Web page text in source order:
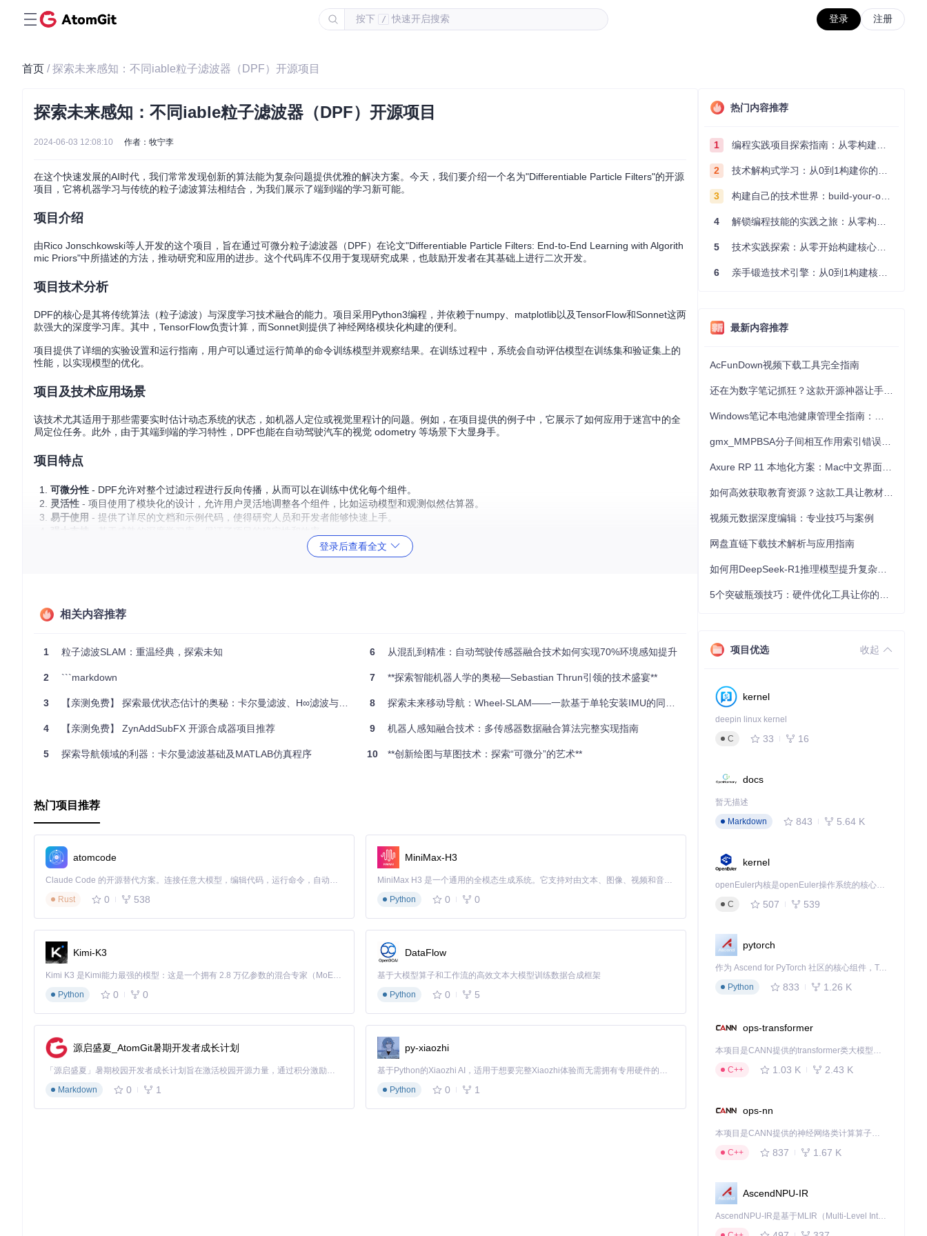
按下 / 快速开启搜索 登录 注册
首页 / 探索未来感知：不同iable粒子滤波器（DPF）开源项目
探索未来感知：不同iable粒子滤波器（DPF）开源项目
2024-06-03 12:08:10 作者：牧宁李
在这个快速发展的AI时代，我们常常发现创新的算法能为复杂问题提供优雅的解决方案。今天，我们要介绍一个名为"Differentiable Particle Filters"的开源
项目，它将机器学习与传统的粒子滤波算法相结合，为我们展示了端到端的学习新可能。
项目介绍
由Rico Jonschkowski等人开发的这个项目，旨在通过可微分粒子滤波器（DPF）在论文"Differentiable Particle Filters: End-to-End Learning with Algorith
mic Priors"中所描述的方法，推动研究和应用的进步。这个代码库不仅用于复现研究成果，也鼓励开发者在其基础上进行二次开发。
项目技术分析
DPF的核心是其将传统算法（粒子滤波）与深度学习技术融合的能力。项目采用Python3编程，并依赖于numpy、matplotlib以及TensorFlow和Sonnet这两
款强大的深度学习库。其中，TensorFlow负责计算，而Sonnet则提供了神经网络模块化构建的便利。
项目提供了详细的实验设置和运行指南，用户可以通过运行简单的命令训练模型并观察结果。在训练过程中，系统会自动评估模型在训练集和验证集上的
性能，以实现模型的优化。
项目及技术应用场景
该技术尤其适用于那些需要实时估计动态系统的状态，如机器人定位或视觉里程计的问题。例如，在项目提供的例子中，它展示了如何应用于迷宫中的全
局定位任务。此外，由于其端到端的学习特性，DPF也能在自动驾驶汽车的视觉 odometry 等场景下大显身手。
项目特点
可微分性 - DPF允许对整个过滤过程进行反向传播，从而可以在训练中优化每个组件。
灵活性 - 项目使用了模块化的设计，允许用户灵活地调整各个组件，比如运动模型和观测似然估算器。
易于使用 - 提供了详尽的文档和示例代码，使得研究人员和开发者能够快速上手。
如果你正在寻找一种能将经典滤波理论与深度学习相结合的新方法，或者对端到端的学习有深入的兴趣，那么这个项目绝对值得你一试。立即加入社区，
登录后查看全文
相关内容推荐
1 粒子滤波SLAM：重温经典，探索未知
2 ```markdown
3 【亲测免费】 探索最优状态估计的奥秘：卡尔曼滤波、H∞滤波与非线性滤波完全指南
4 【亲测免费】 ZynAddSubFX 开源合成器项目推荐
5 探索导航领域的利器：卡尔曼滤波基础及MATLAB仿真程序
6 从混乱到精准：自动驾驶传感器融合技术如何实现70%环境感知提升
7 **探索智能机器人学的奥秘—Sebastian Thrun引领的技术盛宴**
8 探索未来移动导航：Wheel-SLAM——一款基于单轮安装IMU的同步定位与地图构建系统
9 机器人感知融合技术：多传感器数据融合算法完整实现指南
10 **创新绘图与草图技术：探索“可微分”的艺术**
热门项目推荐
atomcode
Claude Code 的开源替代方案。连接任意大模型，编辑代码，运行命令，自动验证 — 全自动执行。用 Rust 构建，极致性能。 ｜ An open-source alternative to Claude Code. Connect any LLM, edit code, run commands, and verify changes — autonomously. Built in Rust for speed. Get Started
Rust
0 538
MiniMax-H3
MiniMax H3 是一个通用的全模态生成系统。它支持对由文本、图像、视频和音频组成的多模态上下文进行统一理解，并能生成分辨率高达 2K、时长可达 15 秒的带原生立体声音频的视频。得益于面向任务泛化的系统设计，H3 在预训练阶段就已具备广泛的多模态上下文理解与生成能力，能够出色地执行复杂的多模态指令。
Python
0 0
Kimi-K3
Kimi K3 是Kimi能力最强的模型：这是一个拥有 2.8 万亿参数的混合专家（MoE）模型，具备原生视觉理解能力，并支持 100 万 token 的上下文窗口。
Python
0 0
DataFlow
基于大模型算子和工作流的高效文本大模型训练数据合成框架
Python
0 5
源启盛夏_AtomGit暑期开发者成长计划
「源启盛夏」暑期校园开发者成长计划旨在激活校园开源力量，通过积分激励、认证扶持、资源倾斜等形式，引导高校组织和开发者完成「入驻 — 建项目 — 做贡献 — 获认证 — 得资源」的完整闭环。无论你是想带领社团入驻平台的组织者，还是希望用代码贡献证明自己的开发者，都能在这里找到属于你的成长路径。
Markdown
0 1
py-xiaozhi
基于Python的Xiaozhi AI，适用于想要完整Xiaozhi体验而无需拥有专用硬件的用户。
Python
0 1
热门内容推荐
1 编程实践项目探索指南：从零构建技术能力体系
2 技术解构式学习：从0到1构建你的编程知识体系
3 构建自己的技术世界：build-your-own-x项目的实践探索指南
4 解锁编程技能的实践之旅：从零构建你的技术世界
5 技术实践探索：从零开始构建核心系统的实践指南
6 亲手锻造技术引擎：从0到1构建核心系统的实践指南
最新内容推荐
AcFunDown视频下载工具完全指南
视频元数据深度编辑：专业技巧与案例
网盘直链下载技术解析与应用指南
项目优选 收起
kernel
deepin linux kernel
C
33 16
docs
暂无描述
Markdown
843 5.64 K
kernel
openEuler内核是openEuler操作系统的核心，既是系统性能与稳定性的基石，也是连接处理器、设备与服务的桥梁。
C
507 539
pytorch
作为 Ascend for PyTorch 社区的核心组件，TorchNPU 是昇腾专为 PyTorch 打造的深度学习适配插件，使 PyTorch 框架能够直接调用昇腾 NPU，为开发者提供昇腾 AI 处理器的超强算力。
Python
833 1.26 K
ops-transformer
本项目是CANN提供的transformer类大模型算子库，实现网络在NPU上加速计算。
C++
1.03 K 2.43 K
ops-nn
本项目是CANN提供的神经网络类计算算子库，实现网络在NPU上加速计算。
C++
837 1.67 K
AscendNPU-IR
AscendNPU-IR是基于MLIR（Multi-Level Intermediate Representation）构建的，面向昇腾亲和算子编译时使用的中间表示，提供昇腾完备表达能力，通过编译优化提升昇腾AI处理器计算效率，支持通过生态框架使能昇腾AI处理器与深度调优